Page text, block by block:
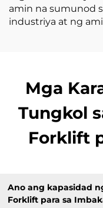
amin na sumunod
industriya at ng
Mga
Tungkol
Forklift
Ano ang kapasidad
Forklift para sa